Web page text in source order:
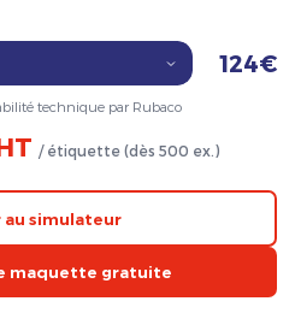
124€
technique par Rubaco
/ étiquette (dès 500 ex.)
au simulateur
maquette gratuite